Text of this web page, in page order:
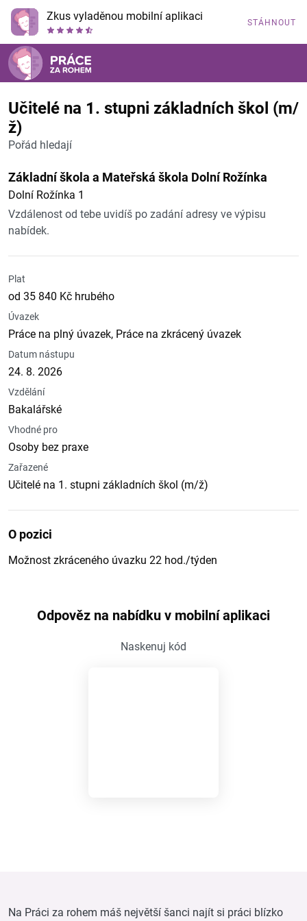
Zkus vyladěnou mobilní aplikaci STÁHNOUT
Učitelé na 1. stupni základních škol (m/
ž)
Pořád hledají
Základní škola a Mateřská škola Dolní Rožínka
Dolní Rožínka 1
Vzdálenost od tebe uvidíš po zadání adresy ve výpisu
nabídek.
Plat
od 35 840 Kč hrubého
Úvazek
Práce na plný úvazek, Práce na zkrácený úvazek
Datum nástupu
24. 8. 2026
Vzdělání
Bakalářské
Vhodné pro
Osoby bez praxe
Zařazené
Učitelé na 1. stupni základních škol (m/ž)
O pozici
Možnost zkráceného úvazku 22 hod./týden
Odpověz na nabídku v mobilní aplikaci
Naskenuj kód
Na Práci za rohem máš největší šanci najít si práci blízko